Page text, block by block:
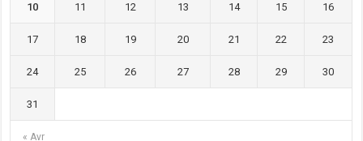
« Avr
10 11 12 13 14 15 16
17 18 19 20 21 22 23
24 25 26 27 28 29 30
31